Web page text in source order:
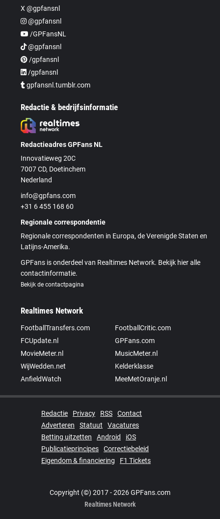
X @gpfansnl
@gpfansnl
/GPFansNL
@gpfansnl
/gpfansnl
/gpfansnl
gpfansnl.tumblr.com
Redactie & bedrijfsinformatie
Redactieadres GPFans NL
Innovatieweg 20C
7007 CD, Doetinchem
Nederland
info@gpfans.com
+31 6 455 168 60
Regionale correspondentie
Regionale correspondenten in Europa, de Verenigde Staten en
Latijns-Amerika.
GPFans is onderdeel van Realtimes Network. Bekijk hier alle
contactinformatie.
Bekijk de contactpagina
Realtimes Network
FootballTransfers.com
FootballCritic.com
FCUpdate.nl
GPFans.com
MovieMeter.nl
MusicMeter.nl
WijWedden.net
Kelderklasse
AnfieldWatch
MeeMetOranje.nl
Redactie Privacy RSS
Contact
Adverteren
Statuut
Vacatures
Betting uitzetten
Android
iOS
Publicatieprincipes
Correctiebeleid
Eigendom & financiering
F1 Tickets
Copyright (©) 2017 - 2026 GPFans.com
Realtimes Network